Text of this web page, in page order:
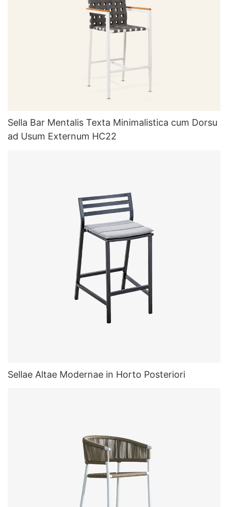
Sella Bar Mentalis Texta Minimalistica cum Dorsu
ad Usum Externum HC22
Sellae Altae Modernae in Horto Posteriori